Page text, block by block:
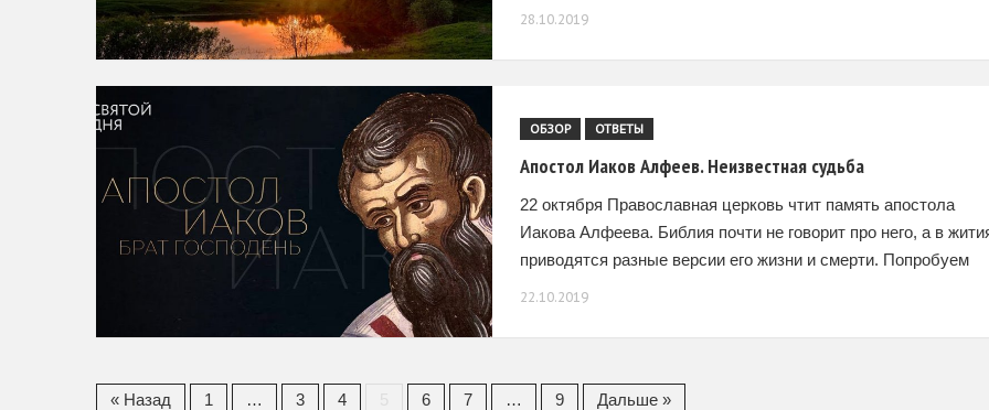
28.10.2019
ОБЗОР ОТВЕТЫ
Апостол Иаков Алфеев. Неизвестная судьба
22 октября Православная церковь чтит память апостола
Иакова Алфеева. Библия почти не говорит про него, а в
приводятся разные версии его жизни и смерти. Попробуем
22.10.2019
« Назад 1 … 3 4 6 7 … 9 Дальше »